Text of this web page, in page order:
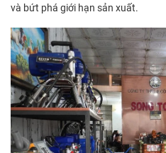
và bứt phá giới hạn sản xuất.